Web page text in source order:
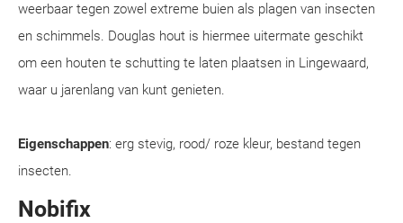
weerbaar tegen zowel extreme buien als plagen van insecten
en schimmels. Douglas hout is hiermee uitermate geschikt
om een houten te schutting te laten plaatsen in Lingewaard,
waar u jarenlang van kunt genieten.
Eigenschappen: erg stevig, rood/ roze kleur, bestand tegen
insecten.
Nobifix